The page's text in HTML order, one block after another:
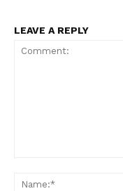
LEAVE A REPLY